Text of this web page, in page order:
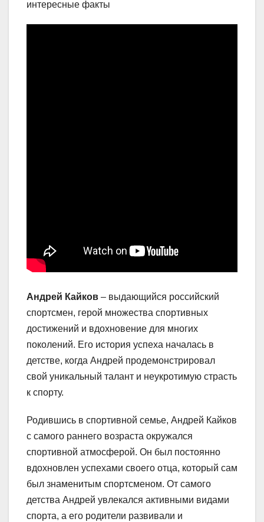
Андрей Кайков – выдающийся российский
спортсмен, герой множества спортивных
достижений и вдохновение для многих
поколений. Его история успеха началась в
детстве, когда Андрей продемонстрировал
свой уникальный талант и неукротимую страсть
к спорту.
Родившись в спортивной семье, Андрей Кайков
с самого раннего возраста окружался
спортивной атмосферой. Он был постоянно
вдохновлен успехами своего отца, который сам
был знаменитым спортсменом. От самого
детства Андрей увлекался активными видами
спорта, а его родители развивали и